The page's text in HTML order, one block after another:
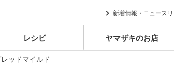
新着情報・ニュース
レシピ ヤマザキのお店
ッドマイルド